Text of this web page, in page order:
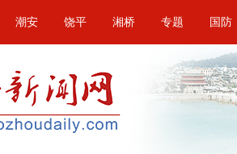
潮安 饶平 湘桥 专题 国防